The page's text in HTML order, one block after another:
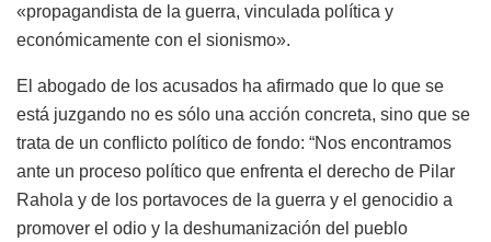
«propagandista de la guerra, vinculada política y
económicamente con el sionismo».
El abogado de los acusados ​​ha afirmado que lo que se
está juzgando no es sólo una acción concreta, sino que se
trata de un conflicto político de fondo: “Nos encontramos
ante un proceso político que enfrenta el derecho de Pilar
Rahola y de los portavoces de la guerra y el genocidio a
promover el odio y la deshumanización del pueblo